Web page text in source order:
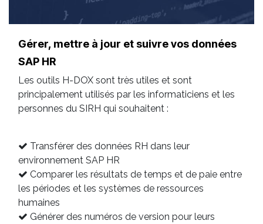
Gérer, mettre à jour et suivre vos données
SAP HR
Les outils H-DOX sont très utiles et sont
principalement utilisés par les informaticiens et les
personnes du SIRH qui souhaitent :
Transférer des données RH dans leur
environnement SAP HR
Comparer les résultats de temps et de paie entre
les périodes et les systèmes de ressources
humaines
Générer des numéros de version pour leurs